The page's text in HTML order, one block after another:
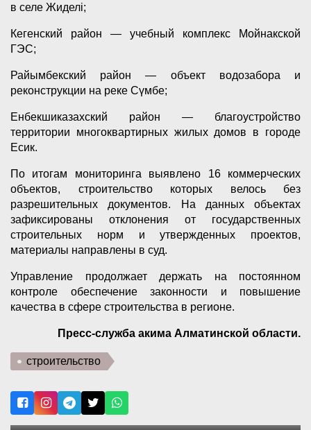
в селе Жиделі;
Кегенский район — учебный комплекс Мойнакской
ГЭС;
Райымбекский район — объект водозабора и
реконструкции на реке Сүмбе;
Енбекшиказахский район — благоустройство
территории многоквартирных жилых домов в городе
Есик.
По итогам мониторинга выявлено 16 коммерческих
объектов, строительство которых велось без
разрешительных документов. На данных объектах
зафиксированы отклонения от государственных
строительных норм и утвержденных проектов,
материалы направлены в суд.
Управление продолжает держать на постоянном
контроле обеспечение законности и повышение
качества в сфере строительства в регионе.
Пресс-служба акима Алматинской области.
строительство